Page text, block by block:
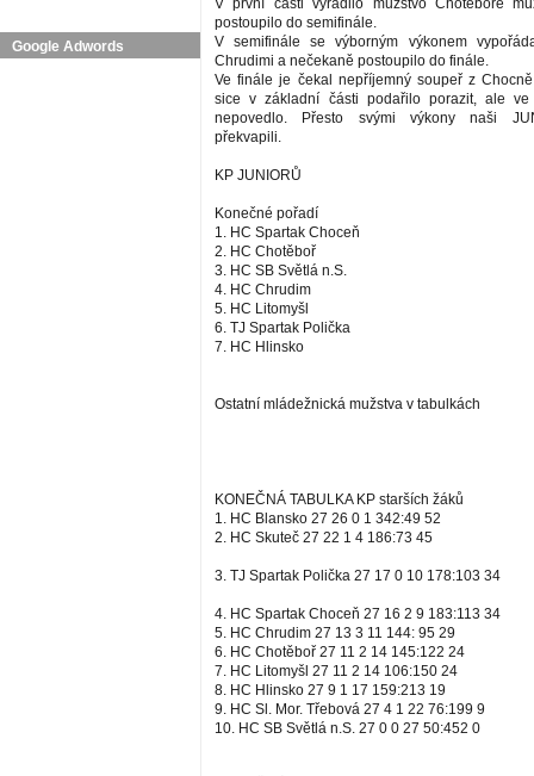
Google Adwords
V první části vyřadilo mužstvo Chotěboře
postoupilo do semifinále.
V semifinále se výborným výkonem
Chrudimi a nečekaně postoupilo do finále.
Ve finále je čekal nepříjemný soupeř z
sice v základní části podařilo porazit, ale
nepovedlo. Přesto svými výkony naši
překvapili.
KP JUNIORŮ
Konečné pořadí
1. HC Spartak Choceň
2. HC Chotěboř
3. HC SB Světlá n.S.
4. HC Chrudim
5. HC Litomyšl
6. TJ Spartak Polička
7. HC Hlinsko
Ostatní mládežnická mužstva v tabulkách
KONEČNÁ TABULKA KP starších žáků
1. HC Blansko 27 26 0 1 342:49 52
2. HC Skuteč 27 22 1 4 186:73 45
3. TJ Spartak Polička 27 17 0 10 178:103 34
4. HC Spartak Choceň 27 16 2 9 183:113 34
5. HC Chrudim 27 13 3 11 144: 95 29
6. HC Chotěboř 27 11 2 14 145:122 24
7. HC Litomyšl 27 11 2 14 106:150 24
8. HC Hlinsko 27 9 1 17 159:213 19
9. HC Sl. Mor. Třebová 27 4 1 22 76:199 9
10. HC SB Světlá n.S. 27 0 0 27 50:452 0